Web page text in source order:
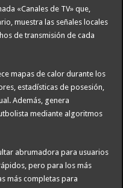
«Canales de TV» que,
muestra las señales locales
de transmisión de cada
mapas de calor durante los
estadísticas de posesión,
Además, genera
mediante algoritmos
abrumadora para usuarios
pero para los más
más completas para